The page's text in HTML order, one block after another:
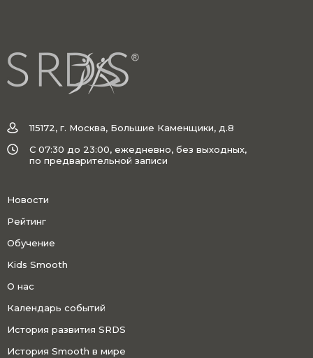
115172, г. Москва, Большие Каменщики, д.8
C 07:30 до 23:00, ежедневно, без выходных,
по предварительной записи
Новости
Рейтинг
Обучение
Kids Smooth
О нас
Календарь событий
История развития SRDS
История Smooth в мире